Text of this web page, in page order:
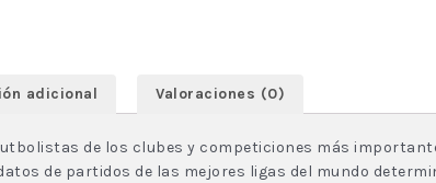
adicional Valoraciones (0)
futbolistas de los clubes y competiciones más
de partidos de las mejores ligas del mundo